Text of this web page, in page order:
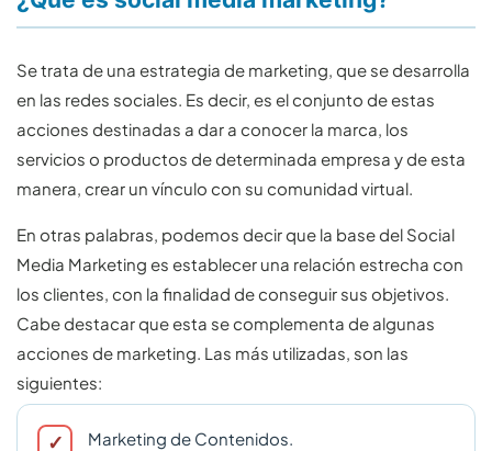
Se trata de una estrategia de marketing, que se desarrolla
en las redes sociales. Es decir, es el conjunto de estas
acciones destinadas a dar a conocer la marca, los
servicios o productos de determinada empresa y de esta
manera, crear un vínculo con su comunidad virtual.
En otras palabras, podemos decir que la base del Social
Media Marketing es establecer una relación estrecha con
los clientes, con la finalidad de conseguir sus objetivos.
Cabe destacar que esta se complementa de algunas
acciones de marketing. Las más utilizadas, son las
siguientes:
Marketing de Contenidos.